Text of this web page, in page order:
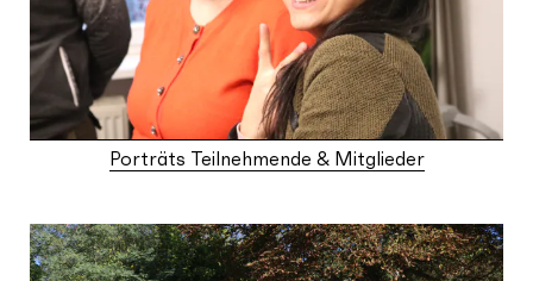
Porträts Teilnehmende & Mitglieder